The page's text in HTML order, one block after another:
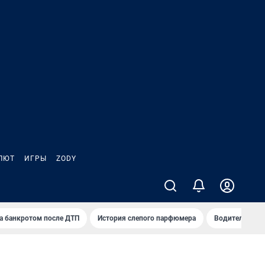
ИГРЫ ZODY
банкротом после ДТП История слепого парфюмера Водители